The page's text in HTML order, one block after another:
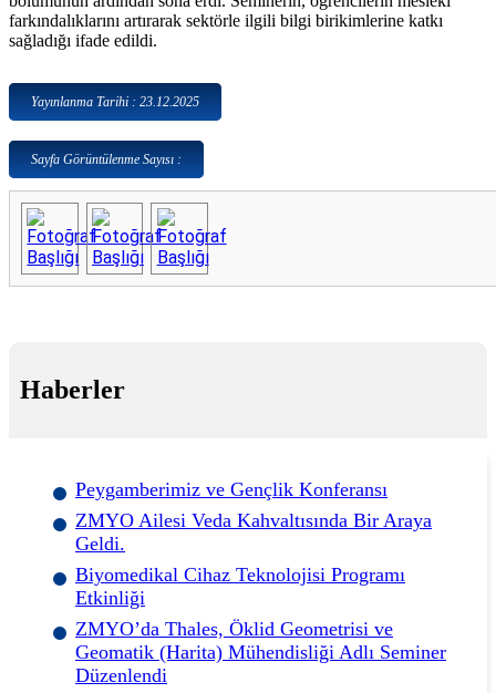
farkındalıklarını artırarak sektörle ilgili bilgi birikimlerine katkı
sağladığı ifade edildi.
Yayınlanma Tarihi : 23.12.2025
Sayfa Görüntülenme Sayısı :
Haberler
Peygamberimiz ve Gençlik Konferansı
ZMYO Ailesi Veda Kahvaltısında Bir Araya
Geldi.
Biyomedikal Cihaz Teknolojisi Programı
Etkinliği
ZMYO’da Thales, Öklid Geometrisi ve
Geomatik (Harita) Mühendisliği Adlı Seminer
Düzenlendi